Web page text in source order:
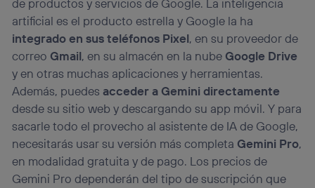
de productos y servicios de Google. La inteligencia
artificial es el producto estrella y Google la ha
integrado en sus teléfonos Pixel, en su proveedor de
correo Gmail, en su almacén en la nube Google Drive
y en otras muchas aplicaciones y herramientas.
Además, puedes acceder a Gemini directamente
desde su sitio web y descargando su app móvil. Y para
sacarle todo el provecho al asistente de IA de Google,
necesitarás usar su versión más completa Gemini Pro,
en modalidad gratuita y de pago. Los precios de
Gemini Pro dependerán del tipo de suscripción que